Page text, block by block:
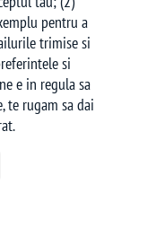
pentru a
trimise si
si
e in regula sa
te rugam sa dai